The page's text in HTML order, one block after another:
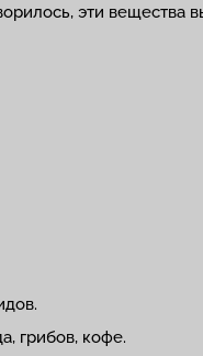
эти вещества
грибов, кофе.